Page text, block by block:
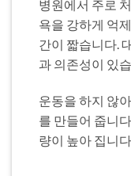
병원에서 주로
욕을 강하게 억
간이 짧습니다.
과 의존성이 있
운동을 하지 않
를 만들어 줍니
량이 높아 집니다.